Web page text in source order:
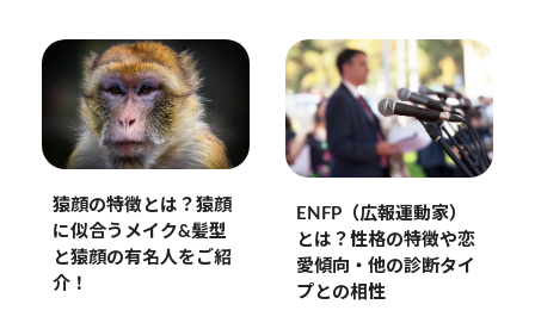
猿顔の特徴とは？猿顔
に似合うメイク&髪型
と猿顔の有名人をご紹
介！
ENFP（広報運動家）
とは？性格の特徴や恋
愛傾向・他の診断タイ
プとの相性